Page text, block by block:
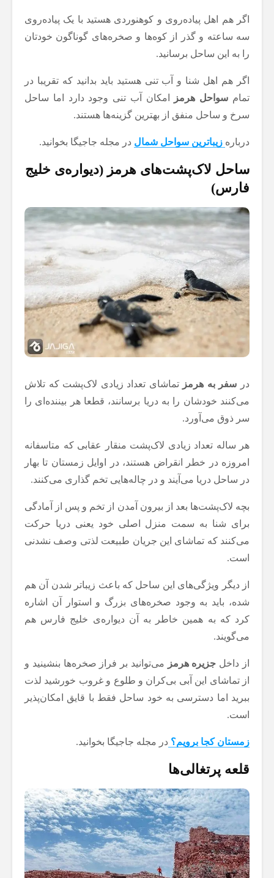
اگر هم اهل پیاده‌روی و کوهنوردی هستید با یک پیاده‌روی
سه ساعته و گذر از کوه‌ها و صخره‌های گوناگون خودتان
را به این ساحل برسانید.
اگر هم اهل شنا و آب تنی هستید باید بدانید که تقریبا در
تمام سواحل هرمز
امکان آب تنی وجود دارد اما ساحل
سرخ و ساحل منفق از بهترین گزینه‌ها هستند.
درباره زیباترین سواحل شمال در مجله جاجیگا بخوانید.
ساحل لاک‌پشت‌های هرمز (دیواره‌ی خلیج
فارس)
در سفر به هرمز تماشای تعداد زیادی لاک‌پشت که تلاش
می‌کنند خودشان را به دریا برسانند، قطعا هر بیننده‌ای را
سر ذوق می‌آورد.
هر ساله تعداد زیادی لاک‌پشت منقار عقابی که متاسفانه
امروزه در خطر انقراض هستند، در اوایل زمستان تا بهار
در ساحل دریا می‌آیند و در چاله‌هایی تخم گذاری می‌کنند.
بچه لاک‌پشت‌ها بعد از بیرون آمدن از تخم و پس از آمادگی
برای شنا به سمت منزل اصلی خود یعنی دریا حرکت
می‌کنند که تماشای این جریان طبیعت لذتی وصف نشدنی
است.
از دیگر ویژگی‌های این ساحل که باعث زیباتر شدن آن هم
شده، باید به وجود صخره‌های بزرگ و استوار آن اشاره
کرد که به همین خاطر به آن دیواره‌ی خلیج فارس هم
می‌گویند.
از داخل جزیره هرمز
می‌توانید بر فراز صخره‌ها بنشینید و
از تماشای این آبی بی‌کران و طلوع و غروب خورشید لذت
ببرید اما دسترسی به خود ساحل فقط با قایق امکان‌پذیر
است.
زمستان کجا برویم؟ در مجله جاجیگا بخوانید.
قلعه پرتغالی‌ها